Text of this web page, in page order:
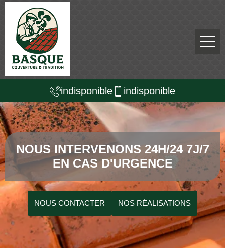
indisponible indisponible
NOUS INTERVENONS 24H/24 7J/7
EN CAS D'URGENCE
NOUS CONTACTER NOS RÉALISATIONS